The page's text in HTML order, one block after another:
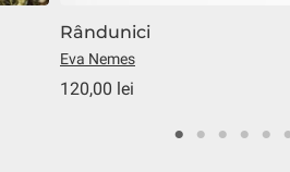
Rândunici
Eva Nemes
120,00 lei